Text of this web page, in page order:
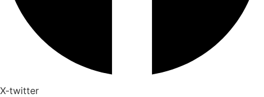
X-twitter